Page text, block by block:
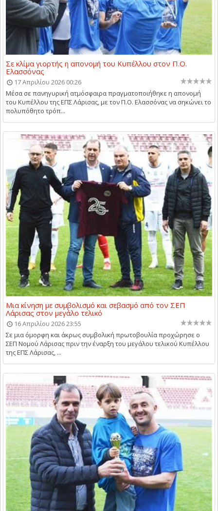
Σε κλίμα γιορτής η απονομή του Κυπέλλου στον Π.Ο.
Ελασσόνας
17 Απριλίου 2026 00:26
Μέσα σε πανηγυρική ατμόσφαιρα πραγματοποιήθηκε η απονομή
του Κυπέλλου της ΕΠΣ Λάρισας, με τον Π.Ο. Ελασσόνας να σηκώνει το
πολυπόθητο τρόπ...
Μια κίνηση με συμβολισμό και σεβασμό από τον ΣΕΠ
Λάρισας στον μεγάλο τελικό
16 Απριλίου 2026 23:55
Σε μια όμορφη και άκρως συμβολική πρωτοβουλία προχώρησε ο
ΣΕΠ Νομού Λάρισας πριν την έναρξη του μεγάλου τελικού Κυπέλλου
της ΕΠΣ Λάρισας, ...